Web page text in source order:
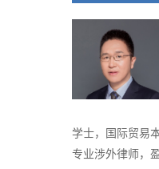
学士，国际贸易
专业涉外律师，